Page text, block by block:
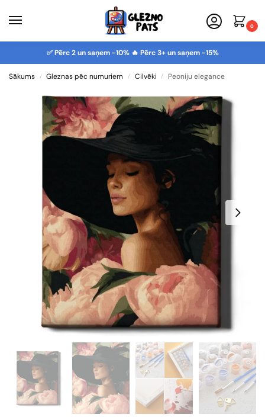
0
✅ Pērc 2 un saņem -10% 🔥 Pērc 3+ un saņem -15%
Sākums / Gleznas pēc numuriem / Cilvēki / Peoniju elegance